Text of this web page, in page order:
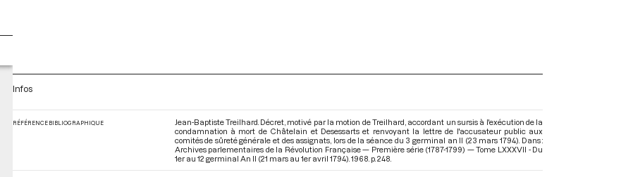
Infos
RÉFÉRENCE BIBLIOGRAPHIQUE
Jean-Baptiste Treilhard. Décret, motivé par la motion de Treilhard, accordant un sursis à l'exécution de la
condamnation à mort de Châtelain et Desessarts et renvoyant la lettre de l'accusateur public aux
comités de sûreté générale et des assignats, lors de la séance du 3 germinal an II (23 mars 1794). Dans :
Archives parlementaires de la Révolution Française — Première série (1787-1799) — Tome LXXXVII - Du
1er au 12 germinal An II (21 mars au 1er avril 1794) . 1968. p. 248.